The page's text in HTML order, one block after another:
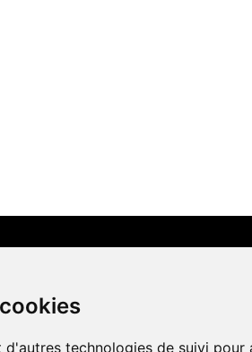
technologies de suivi pour
LIENS AMIS
Centre de culture ABC